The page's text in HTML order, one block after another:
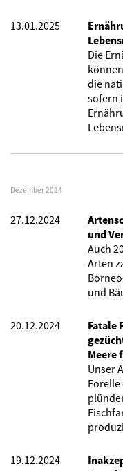
13.01.2025
Die
die
sofern
Dezember 2024
27.12.2024
und
Auch
Arten
und
20.12.2024
Fatale
Meere
Unser
Forelle
19.12.2024